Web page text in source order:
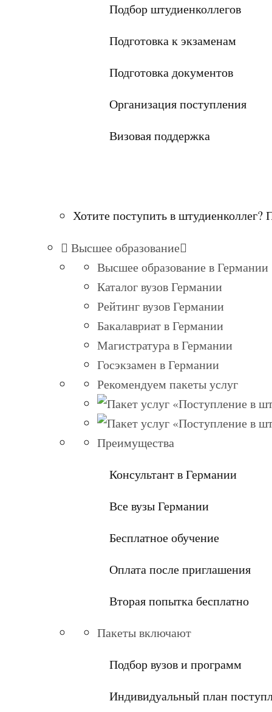
Подбор штудиенколлегов
Подготовка к экзаменам
Подготовка документов
Организация поступления
Визовая поддержка
Хотите поступить в
Высшее образование
Высшее образование в Германии
Каталог вузов Германии
Рейтинг вузов Германии
Бакалавриат в Германии
Магистратура в Германии
Госэкзамен в Германии
Рекомендуем пакеты услуг
Преимущества
Консультант в Германии
Все вузы Германии
Бесплатное обучение
Оплата после приглашения
Вторая попытка бесплатно
Пакеты включают
Подбор вузов и программ
Индивидуальный план